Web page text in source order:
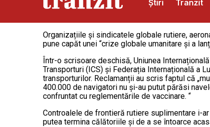
Știri Tranzit
Abonamente Publicitate Contact
Organizațiile și sindicatele globale rutiere,
pune capăt unei “crize globale umanitare și a
Într-o scrisoare deschisă, Uniunea
Transporturi (ICS) și Federația Internațională a
transporturilor. Reclamanții au scris faptul că
400.000 de navigatori nu și-au putut părăsi
confruntat cu reglementările de vaccinare. “
Controalele de frontieră rutiere suplimentare i-
putea termina călătoriile și de a se întoarce